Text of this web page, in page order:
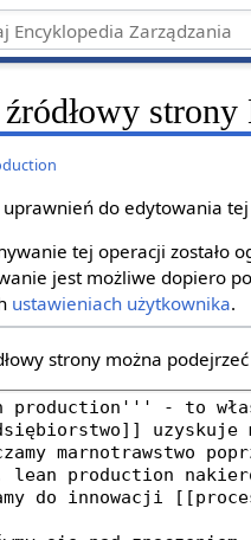
uprawnień do edytowania
tej operacji zostało
jest możliwe dopiero
ustawieniach użytkownika.
strony można